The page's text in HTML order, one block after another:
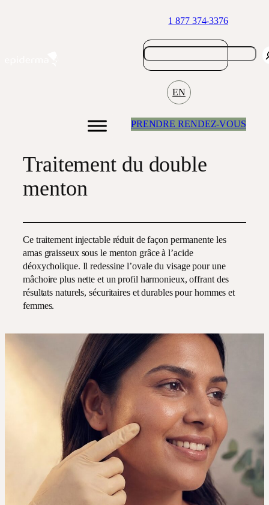
1 877 374-3376
EN
PRENDRE RENDEZ-VOUS
Traitement du double
menton
Ce traitement injectable réduit de façon permanente les
amas graisseux sous le menton grâce à l’acide
déoxycholique. Il redessine l’ovale du visage pour une
mâchoire plus nette et un profil harmonieux, offrant des
résultats naturels, sécuritaires et durables pour hommes et
femmes.